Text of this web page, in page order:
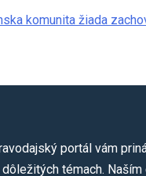
portál vám
témach.